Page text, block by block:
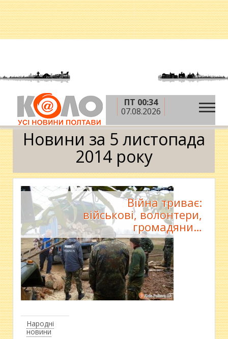
ПТ 00:34
07.08.2026
Головна » 2014 рік » листопад »
5 листопада
Календар
Новини за 5 листопада
2014 року
Народні
новини
Війна триває:
військові, волонтери,
громадяни…